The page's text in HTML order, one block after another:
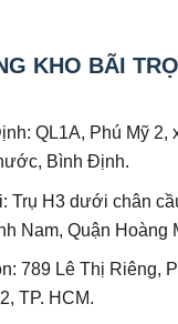
KHO BÃI
QL1A, Phú Mỹ 2,
Bình Định.
Trụ H3 dưới chân
Nam, Quận Hoàng
789 Lê Thị Riêng,
TP. HCM.